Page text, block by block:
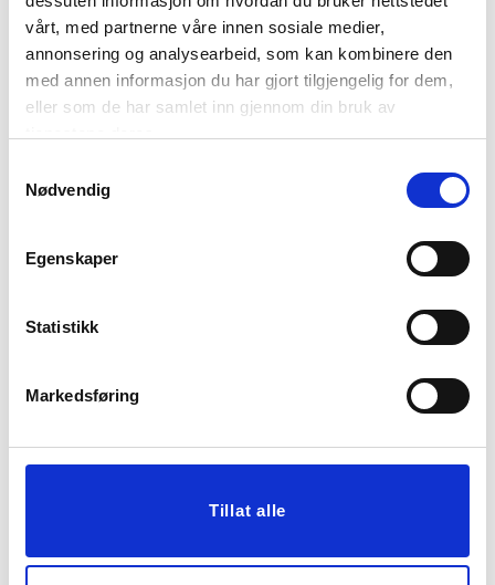
vårt, med partnerne våre innen sosiale medier,
annonsering og analysearbeid, som kan kombinere den
med annen informasjon du har gjort tilgjengelig for dem,
eller som de har samlet inn gjennom din bruk av
Nødvendig
Egenskaper
Statistikk
Markedsføring
Tillat alle
499,00
Ø25CM
299,90
10,00